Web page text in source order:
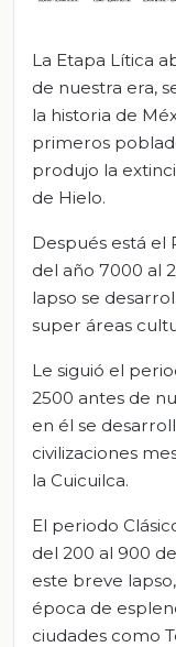
La Etapa Lítica
de nuestra era,
la historia de
primeros
produjo la
de Hielo.
Después está el
del año 7000 al
lapso se
super áreas
Le siguió el
2500 antes de
en él se
civilizaciones
la Cuicuilca.
El periodo
del 200 al 900
este breve
época de
ciudades como